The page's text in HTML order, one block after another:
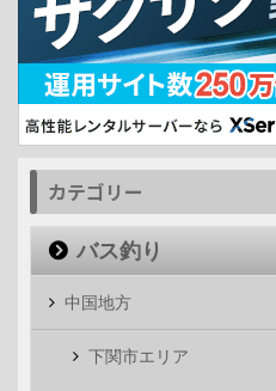
カテゴリー
バス釣り
中国地方
下関市エリア